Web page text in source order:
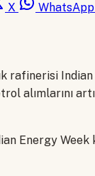
X WhatsApp
rafinerisi Indian
alımlarını
Energy Week